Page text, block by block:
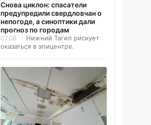
Снова циклон: спасатели
предупредили свердловчан о
непогоде, а синоптики дали
прогноз по городам
07.08
Нижний Тагил рискует
оказаться в эпицентре.